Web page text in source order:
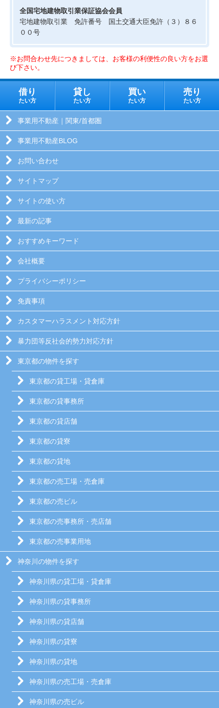
全国宅地建物取引業保証協会会員
宅地建物取引業 免許番号 国土交通大臣免許（３）８６
００号
※お問合わせ先につきましては、お客様の利便性の良い方をお選
び下さい。
借り
たい方
貸し
たい方
買い
たい方
売り
たい方
事業用不動産｜関東/首都圏
事業用不動産BLOG
お問い合わせ
サイトマップ
サイトの使い方
最新の記事
おすすめキーワード
会社概要
プライバシーポリシー
免責事項
カスタマーハラスメント対応方針
暴力団等反社会的勢力対応方針
東京都の物件を探す
東京都の貸工場・貸倉庫
東京都の貸事務所
東京都の貸店舗
東京都の貸寮
東京都の貸地
東京都の売工場・売倉庫
東京都の売ビル
東京都の売事務所・売店舗
東京都の売事業用地
神奈川の物件を探す
神奈川県の貸工場・貸倉庫
神奈川県の貸事務所
神奈川県の貸店舗
神奈川県の貸寮
神奈川県の貸地
神奈川県の売工場・売倉庫
神奈川県の売ビル